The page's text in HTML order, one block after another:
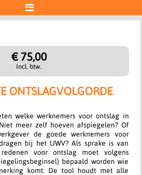

€ 75,00
Incl. btw.
ONTSLAGVOLGORDE
welke werknemers voor ontslag in
meer zelf hoeven afspiegelen? Of
de goede werknemers voor
bij het UWV? Als sprake is van
redenen voor ontslag moet volgens
bepaald worden wie
komt. De tool houdt met alle